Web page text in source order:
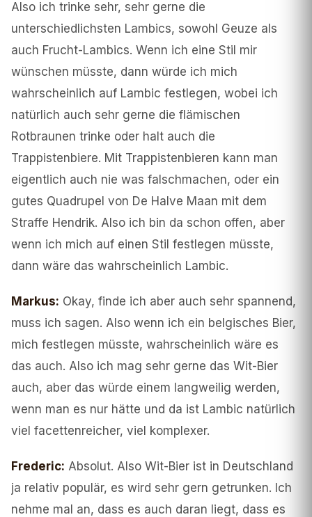
Also ich trinke sehr, sehr gerne die
unterschiedlichsten Lambics, sowohl Geuze als
auch Frucht-Lambics. Wenn ich eine Stil mir
wünschen müsste, dann würde ich mich
wahrscheinlich auf Lambic festlegen, wobei ich
natürlich auch sehr gerne die flämischen
Rotbraunen trinke oder halt auch die
Trappistenbiere. Mit Trappistenbieren kann man
eigentlich auch nie was falschmachen, oder ein
gutes Quadrupel von De Halve Maan mit dem
Straffe Hendrik. Also ich bin da schon offen, aber
wenn ich mich auf einen Stil festlegen müsste,
dann wäre das wahrscheinlich Lambic.
Markus: Okay, finde ich aber auch sehr spannend,
muss ich sagen. Also wenn ich ein belgisches Bier,
mich festlegen müsste, wahrscheinlich wäre es
das auch. Also ich mag sehr gerne das Wit-Bier
auch, aber das würde einem langweilig werden,
wenn man es nur hätte und da ist Lambic natürlich
viel facettenreicher, viel komplexer.
Frederic: Absolut. Also Wit-Bier ist in Deutschland
ja relativ populär, es wird sehr gern getrunken. Ich
nehme mal an, dass es auch daran liegt, dass es